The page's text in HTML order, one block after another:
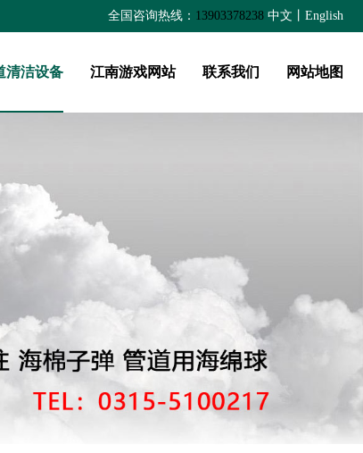
全国咨询热线： 13903378238 中文 English
清洁设备 江南游戏网站 联系我们 网站地图